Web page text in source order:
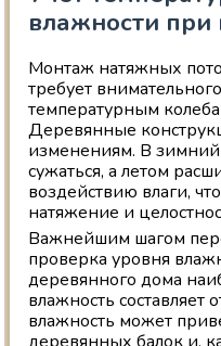
влажности
Монтаж натяжных
требует
температурным
Деревянные
изменениям. В
сужаться, а летом
воздействию влаги,
натяжение и
Важнейшим шагом
проверка уровня
деревянного дома
влажность
влажность может